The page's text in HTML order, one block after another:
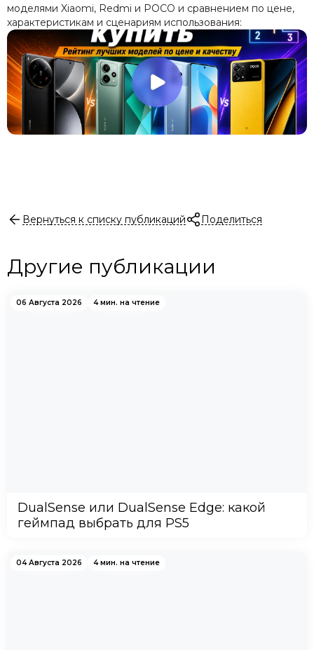
моделями Xiaomi, Redmi и POCO и сравнением по цене,
характеристикам и сценариям использования:
Вернуться к списку публикаций Поделиться
Другие публикации
06 Августа 2026 4 мин. на чтение
DualSense или DualSense Edge: какой
геймпад выбрать для PS5
04 Августа 2026 4 мин. на чтение